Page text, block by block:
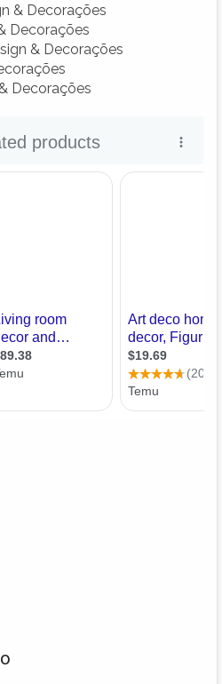
& Decorações
Decorações
& Decorações
Decorações